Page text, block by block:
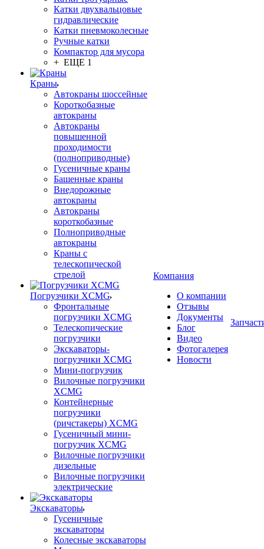
Катки двухвальцовые
гидравлические
Катки пневмоколесные
Ручные катки
Компактор для мусора
+ ЕЩЕ 1
Краны
Автокраны шоссейные
Короткобазные
автокраны
Автокраны
повышенной
проходимости
(полноприводные)
Гусеничные краны
Башенные краны
Внедорожные
автокраны
Автокраны
короткобазные
Полноприводные
автокраны
Краны с
телескопической
стрелой
Погрузчики XCMG
Фронтальные
погрузчики XCMG
Телескопические
погрузчики
Экскаваторы-
погрузчики XCMG
Мини-погрузчик
Вилочные погрузчики
XCMG
Контейнерные
погрузчики
(ричстакеры) XCMG
Гусеничный мини-
погрузчик XCMG
Вилочные погрузчики
дизельные
Вилочные погрузчики
электрические
Экскаваторы
Гусеничные
экскаваторы
Колесные экскаваторы
Компания
О компании
Отзывы
Документы
Блог
Видео
Фотогалерея
Новости